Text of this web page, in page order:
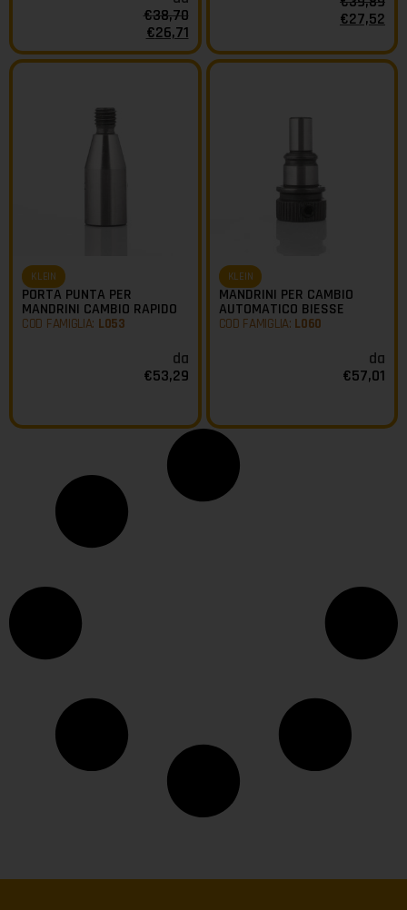
€38,70
€26,71
€27,52
KLEIN
PORTA PUNTA PER
MANDRINI CAMBIO RAPIDO
COD FAMIGLIA: L053
da
€53,29
KLEIN
MANDRINI PER CAMBIO
AUTOMATICO BIESSE
COD FAMIGLIA: L060
da
€57,01